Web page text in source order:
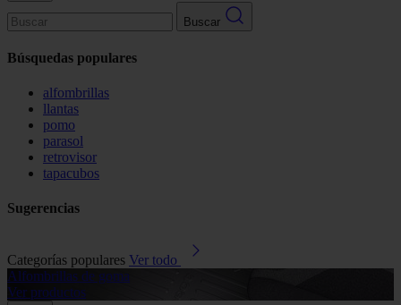
Buscar
Búsquedas populares
alfombrillas
llantas
pomo
parasol
retrovisor
tapacubos
Sugerencias
Categorías populares Ver todo
Alfombrillas de goma
Ver productos